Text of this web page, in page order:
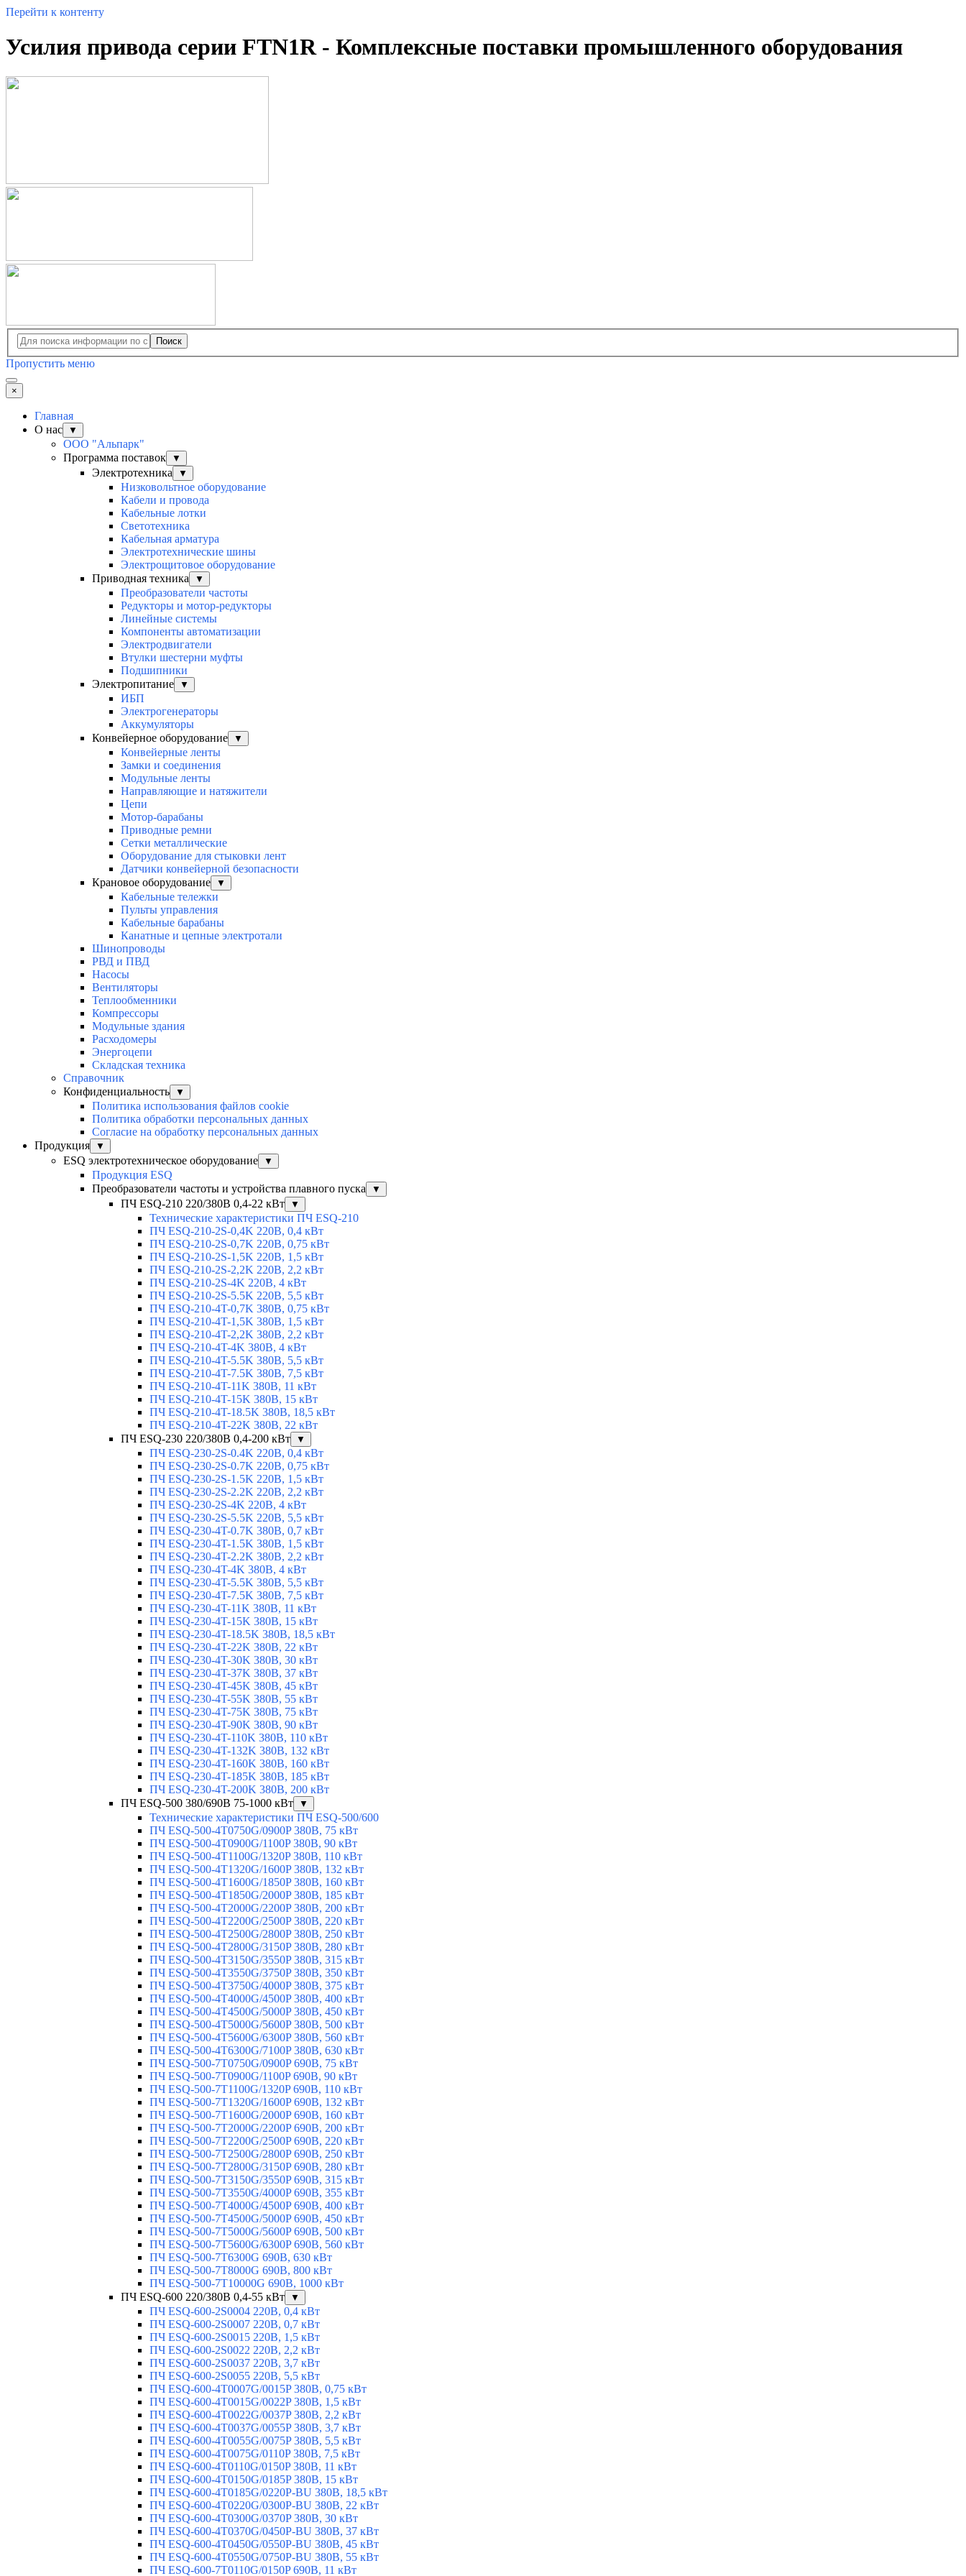
Перейти к контенту
Усилия привода серии FTN1R - Комплексные поставки промышленного оборудования
Поиск
Пропустить меню
×
Главная
О нас
▼
ООО "Альпарк"
Программа поставок
▼
Электротехника ▼
Низковольтное оборудование
Кабели и провода
Кабельные лотки
Светотехника
Кабельная арматура
Электротехнические шины
Электрощитовое оборудование
Приводная техника
▼
Преобразователи частоты
Редукторы и мотор-редукторы
Линейные системы
Компоненты автоматизации
Электродвигатели
Втулки шестерни муфты
Подшипники
Электропитание
▼
ИБП
Электрогенераторы
Аккумуляторы
Конвейерное оборудование
▼
Конвейерные ленты
Замки и соединения
Модульные ленты
Направляющие и натяжители
Цепи
Мотор-барабаны
Приводные ремни
Сетки металлические
Оборудование для стыковки лент
Датчики конвейерной безопасности
Крановое оборудование
▼
Кабельные тележки
Пульты управления
Кабельные барабаны
Канатные и цепные электротали
Шинопроводы
РВД и ПВД
Насосы
Вентиляторы
Теплообменники
Компрессоры
Модульные здания
Расходомеры
Энергоцепи
Складская техника
Справочник
Конфиденциальность
▼
Политика использования файлов cookie
Политика обработки персональных данных
Согласие на обработку персональных данных
Продукция
▼
ESQ электротехническое оборудование ▼
Продукция ESQ
Преобразователи частоты и устройства плавного пуска
▼
ПЧ ESQ-210 220/380В 0,4-22 кВт ▼
Технические характеристики ПЧ ESQ-210
ПЧ ESQ-210-2S-0,4K 220В, 0,4 кВт
ПЧ ESQ-210-2S-0,7K 220В, 0,75 кВт
ПЧ ESQ-210-2S-1,5K 220В, 1,5 кВт
ПЧ ESQ-210-2S-2,2K 220В, 2,2 кВт
ПЧ ESQ-210-2S-4K 220В, 4 кВт
ПЧ ESQ-210-2S-5.5K 220В, 5,5 кВт
ПЧ ESQ-210-4T-0,7K 380В, 0,75 кВт
ПЧ ESQ-210-4T-1,5K 380В, 1,5 кВт
ПЧ ESQ-210-4T-2,2K 380В, 2,2 кВт
ПЧ ESQ-210-4T-4K 380В, 4 кВт
ПЧ ESQ-210-4T-5.5K 380В, 5,5 кВт
ПЧ ESQ-210-4T-7.5K 380В, 7,5 кВт
ПЧ ESQ-210-4T-11K 380В, 11 кВт
ПЧ ESQ-210-4T-15K 380В, 15 кВт
ПЧ ESQ-210-4T-18.5K 380В, 18,5 кВт
ПЧ ESQ-210-4T-22K 380В, 22 кВт
ПЧ ESQ-230 220/380В 0,4-200 кВт
▼
ПЧ ESQ-230-2S-0.4K 220В, 0,4 кВт
ПЧ ESQ-230-2S-0.7K 220В, 0,75 кВт
ПЧ ESQ-230-2S-1.5K 220В, 1,5 кВт
ПЧ ESQ-230-2S-2.2K 220В, 2,2 кВт
ПЧ ESQ-230-2S-4K 220В, 4 кВт
ПЧ ESQ-230-2S-5.5K 220В, 5,5 кВт
ПЧ ESQ-230-4T-0.7K 380В, 0,7 кВт
ПЧ ESQ-230-4T-1.5K 380В, 1,5 кВт
ПЧ ESQ-230-4T-2.2K 380В, 2,2 кВт
ПЧ ESQ-230-4T-4K 380В, 4 кВт
ПЧ ESQ-230-4T-5.5K 380В, 5,5 кВт
ПЧ ESQ-230-4T-7.5K 380В, 7,5 кВт
ПЧ ESQ-230-4T-11K 380В, 11 кВт
ПЧ ESQ-230-4T-15K 380В, 15 кВт
ПЧ ESQ-230-4T-18.5K 380В, 18,5 кВт
ПЧ ESQ-230-4T-22K 380В, 22 кВт
ПЧ ESQ-230-4T-30K 380В, 30 кВт
ПЧ ESQ-230-4T-37K 380В, 37 кВт
ПЧ ESQ-230-4T-45K 380В, 45 кВт
ПЧ ESQ-230-4T-55K 380В, 55 кВт
ПЧ ESQ-230-4T-75K 380В, 75 кВт
ПЧ ESQ-230-4T-90K 380В, 90 кВт
ПЧ ESQ-230-4T-110K 380В, 110 кВт
ПЧ ESQ-230-4T-132K 380В, 132 кВт
ПЧ ESQ-230-4T-160K 380В, 160 кВт
ПЧ ESQ-230-4T-185K 380В, 185 кВт
ПЧ ESQ-230-4T-200K 380В, 200 кВт
ПЧ ESQ-500 380/690В 75-1000 кВт
▼
Технические характеристики ПЧ ESQ-500/600
ПЧ ESQ-500-4T0750G/0900P 380В, 75 кВт
ПЧ ESQ-500-4T0900G/1100P 380В, 90 кВт
ПЧ ESQ-500-4T1100G/1320P 380В, 110 кВт
ПЧ ESQ-500-4T1320G/1600P 380В, 132 кВт
ПЧ ESQ-500-4T1600G/1850P 380В, 160 кВт
ПЧ ESQ-500-4T1850G/2000P 380В, 185 кВт
ПЧ ESQ-500-4T2000G/2200P 380В, 200 кВт
ПЧ ESQ-500-4T2200G/2500P 380В, 220 кВт
ПЧ ESQ-500-4T2500G/2800P 380В, 250 кВт
ПЧ ESQ-500-4T2800G/3150P 380В, 280 кВт
ПЧ ESQ-500-4T3150G/3550P 380В, 315 кВт
ПЧ ESQ-500-4T3550G/3750P 380В, 350 кВт
ПЧ ESQ-500-4T3750G/4000P 380В, 375 кВт
ПЧ ESQ-500-4T4000G/4500P 380В, 400 кВт
ПЧ ESQ-500-4T4500G/5000P 380В, 450 кВт
ПЧ ESQ-500-4T5000G/5600P 380В, 500 кВт
ПЧ ESQ-500-4T5600G/6300P 380В, 560 кВт
ПЧ ESQ-500-4T6300G/7100P 380В, 630 кВт
ПЧ ESQ-500-7T0750G/0900P 690В, 75 кВт
ПЧ ESQ-500-7T0900G/1100P 690В, 90 кВт
ПЧ ESQ-500-7T1100G/1320P 690В, 110 кВт
ПЧ ESQ-500-7T1320G/1600P 690В, 132 кВт
ПЧ ESQ-500-7T1600G/2000P 690В, 160 кВт
ПЧ ESQ-500-7T2000G/2200P 690В, 200 кВт
ПЧ ESQ-500-7T2200G/2500P 690В, 220 кВт
ПЧ ESQ-500-7T2500G/2800P 690В, 250 кВт
ПЧ ESQ-500-7T2800G/3150P 690В, 280 кВт
ПЧ ESQ-500-7T3150G/3550P 690В, 315 кВт
ПЧ ESQ-500-7T3550G/4000P 690В, 355 кВт
ПЧ ESQ-500-7T4000G/4500P 690В, 400 кВт
ПЧ ESQ-500-7T4500G/5000P 690В, 450 кВт
ПЧ ESQ-500-7T5000G/5600P 690В, 500 кВт
ПЧ ESQ-500-7T5600G/6300P 690В, 560 кВт
ПЧ ESQ-500-7T6300G 690В, 630 кВт
ПЧ ESQ-500-7T8000G 690В, 800 кВт
ПЧ ESQ-500-7T10000G 690В, 1000 кВт
ПЧ ESQ-600 220/380В 0,4-55 кВт
▼
ПЧ ESQ-600-2S0004 220В, 0,4 кВт
ПЧ ESQ-600-2S0007 220В, 0,7 кВт
ПЧ ESQ-600-2S0015 220В, 1,5 кВт
ПЧ ESQ-600-2S0022 220В, 2,2 кВт
ПЧ ESQ-600-2S0037 220В, 3,7 кВт
ПЧ ESQ-600-2S0055 220В, 5,5 кВт
ПЧ ESQ-600-4T0007G/0015P 380В, 0,75 кВт
ПЧ ESQ-600-4T0015G/0022P 380В, 1,5 кВт
ПЧ ESQ-600-4T0022G/0037P 380В, 2,2 кВт
ПЧ ESQ-600-4T0037G/0055P 380В, 3,7 кВт
ПЧ ESQ-600-4T0055G/0075P 380В, 5,5 кВт
ПЧ ESQ-600-4T0075G/0110P 380В, 7,5 кВт
ПЧ ESQ-600-4T0110G/0150P 380В, 11 кВт
ПЧ ESQ-600-4T0150G/0185P 380В, 15 кВт
ПЧ ESQ-600-4T0185G/0220P-BU 380В, 18,5 кВт
ПЧ ESQ-600-4T0220G/0300P-BU 380В, 22 кВт
ПЧ ESQ-600-4T0300G/0370P 380В, 30 кВт
ПЧ ESQ-600-4T0370G/0450P-BU 380В, 37 кВт
ПЧ ESQ-600-4T0450G/0550P-BU 380В, 45 кВт
ПЧ ESQ-600-4T0550G/0750P-BU 380В, 55 кВт
ПЧ ESQ-600-7T0110G/0150P 690В, 11 кВт